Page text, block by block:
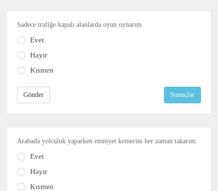
Sadece trafiğe kapalı alanlarda oyun oynarım.
Evet
Hayır
Kısmen
Gönder Sonuçlar
Arabada yolculuk yaparken emniyet kemerini her zaman takarım.
Evet
Hayır
Kısmen